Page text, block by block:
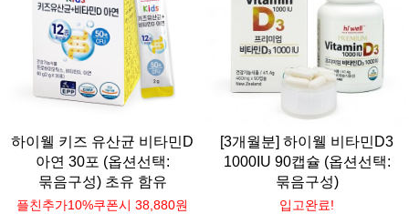
하이웰 키즈 유산균 비타민D
아연 30포 (옵션선택:
묶음구성) 초유 함유
플친추가10%쿠폰시 38,880원
[3개월분] 하이웰 비타민D3
1000IU 90캡슐 (옵션선택:
묶음구성)
입고완료!